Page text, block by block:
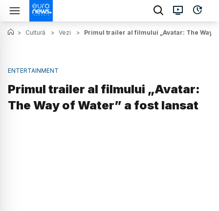
> Cultură > Vezi > Primul trailer al filmului „Avatar: The Way
ENTERTAINMENT
Primul trailer al filmului „Avatar:
The Way of Water” a fost lansat